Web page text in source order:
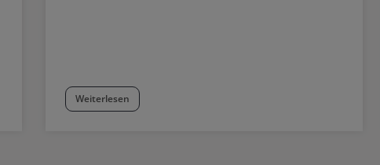
Weiterlesen